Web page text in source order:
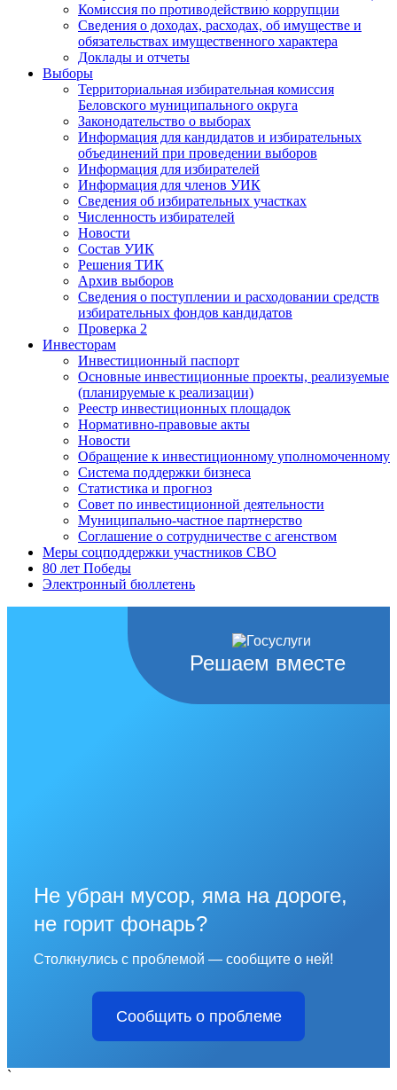
Комиссия по противодействию коррупции
Сведения о доходах, расходах, об имуществе и
обязательствах имущественного характера
Доклады и отчеты
Выборы
Территориальная избирательная комиссия
Беловского муниципального округа
Законодательство о выборах
Информация для кандидатов и избирательных
объединений при проведении выборов
Информация для избирателей
Информация для членов УИК
Сведения об избирательных участках
Численность избирателей
Новости
Состав УИК
Решения ТИК
Архив выборов
Сведения о поступлении и расходовании средств
избирательных фондов кандидатов
Проверка 2
Инвесторам
Инвестиционный паспорт
Основные инвестиционные проекты, реализуемые
(планируемые к реализации)
Реестр инвестиционных площадок
Нормативно-правовые акты
Новости
Обращение к инвестиционному уполномоченному
Система поддержки бизнеса
Статистика и прогноз
Совет по инвестиционной деятельности
Муниципально-частное партнерство
Соглашение о сотрудничестве с агенством
Меры соцподдержки участников СВО
80 лет Победы
Электронный бюллетень
Решаем вместе
Не убран мусор, яма на дороге,
не горит фонарь?
Столкнулись с проблемой — сообщите о ней!
Сообщить о проблеме
`